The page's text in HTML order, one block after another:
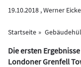
19.10.2018 ,Werner
Startseite
Die ersten
Londoner Grenfell